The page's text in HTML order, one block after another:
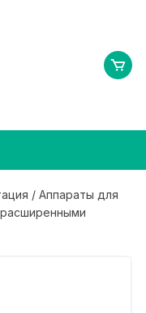
/Аппараты для